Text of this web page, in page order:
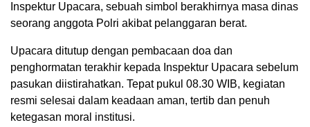
Inspektur Upacara, sebuah simbol berakhirnya masa dinas
seorang anggota Polri akibat pelanggaran berat.
Upacara ditutup dengan pembacaan doa dan
penghormatan terakhir kepada Inspektur Upacara sebelum
pasukan diistirahatkan. Tepat pukul 08.30 WIB, kegiatan
resmi selesai dalam keadaan aman, tertib dan penuh
ketegasan moral institusi.